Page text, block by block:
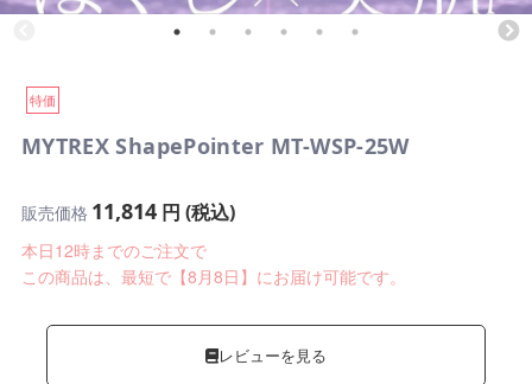
特価
MYTREX ShapePointer MT-WSP-25W
販売価格 11,814円 (税込)
本日12時までのご注文で
この商品は、最短で【8月8日】にお届け可能です。
レビューを見る